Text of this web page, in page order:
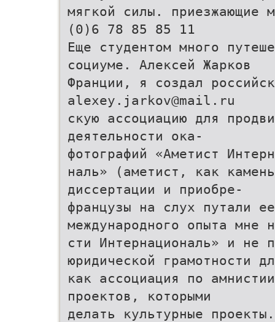
мягкой силы. приезжающие
(0)6 78 85 85 11
Еще студентом много
социуме. Алексей Жарков
Франции, я создал
alexey.jarkov@mail.ru
скую ассоциацию для
деятельности ока-
фотографий «Аметист
наль» (аметист, как
диссертации и приобре-
французы на слух путали
международного опыта мне
сти Интернациональ» и не
юридической грамотности
как ассоциация по
проектов, которыми
делать культурные